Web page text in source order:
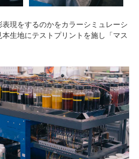
表現をするのかをカラーシミュレーシ
本生地にテストプリントを施し「マス